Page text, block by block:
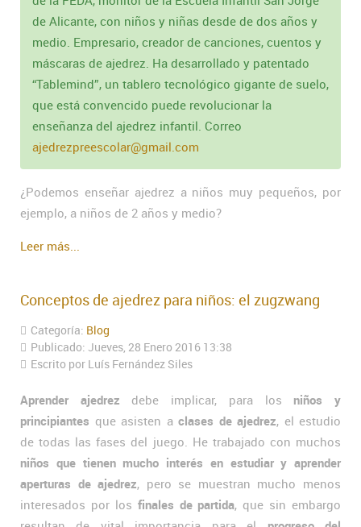
de Alicante, con niños y niñas desde de dos años y
medio. Empresario, creador de canciones, cuentos y
máscaras de ajedrez. Ha desarrollado y patentado
“Tablemind”, un tablero tecnológico gigante de suelo,
que está convencido puede revolucionar la
enseñanza del ajedrez infantil. Correo
ajedrezpreescolar@gmail.com
¿Podemos enseñar ajedrez a niños muy pequeños, por
ejemplo, a niños de 2 años y medio?
Leer más...
Conceptos de ajedrez para niños: el zugzwang
Categoría: Blog
Publicado: Jueves, 28 Enero 2016 13:38
Escrito por Luís Fernández Siles
Aprender ajedrez debe implicar, para los niños y
principiantes que asisten a clases de ajedrez, el estudio
de todas las fases del juego. He trabajado con muchos
niños que tienen mucho interés en estudiar y aprender
aperturas de ajedrez, pero se muestran mucho menos
interesados por los finales de partida, que sin embargo